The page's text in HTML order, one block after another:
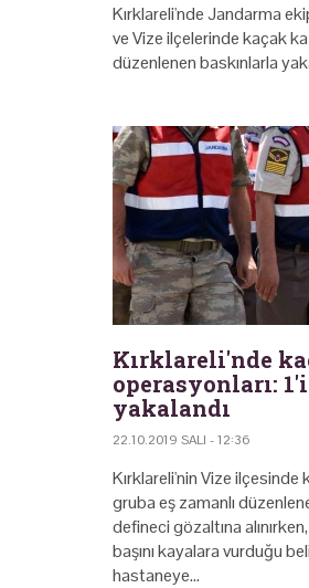
Kırklareli'nde Jandarma
ve Vize ilçelerinde kaçak
düzenlenen baskınlarla
Kırklareli'nde
operasyonları:
yakalandı
22.10.2019 SALI - 12:36
Kırklareli'nin Vize ilçesinde
gruba eş zamanlı
defineci gözaltına
başını kayalara vurduğu
hastaneye…